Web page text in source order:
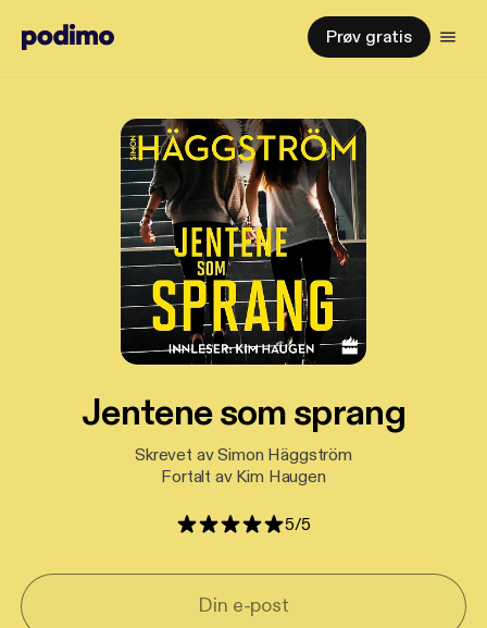
Prøv gratis
Jentene som sprang
Skrevet av Simon Häggström
Fortalt av Kim Haugen
5/5